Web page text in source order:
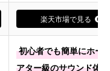
楽天市場で見る
初心者でも簡単にホー
アター級のサウンド体